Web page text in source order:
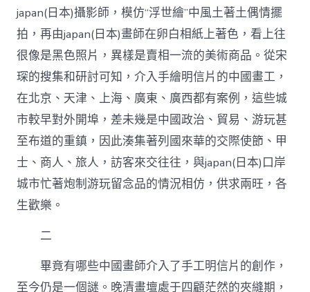
japan(日本)攝影師，模仿“浮世繪”中風土著土偶情擺
拍，再由japan(日本)畫師在卵白相紙上著色，看上往
很像是黑色照片，異樣是賣相一流的美術商品。從宋
琛的搜集和研討可知，介入手繪明信片的中國畫工，
在北京、天津、上海、廣東、廣西都有案例，這些城
市較早對外開埠，差未幾是中國政治、貿易、游玩甚
至布道的重鎮，因此湊集著列國來華的交際使節、甲
士、商人、旅人，訪客來交往往，與japan(日本)口岸
城市忙著炮制游玩留念品的情況相仿，供求兩旺，各
生歡樂。
二
畢竟有哪些中國畫師介入了手工明信片的創作，
至今仍是一個謎。晚清畫壇處于四顧茫然的夾縫期，